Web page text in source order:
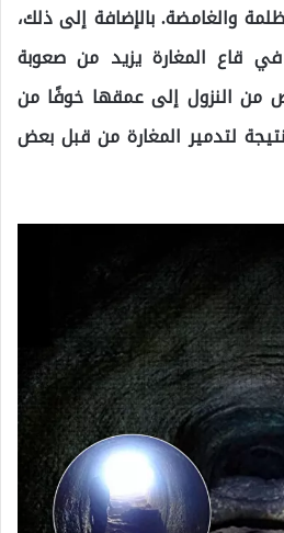
والغامضة. بالإضافة إلى ذلك،
قاع المغارة يزيد من صعوبة
من النزول إلى عمقها خوفًا من
لتدمير المغارة من قبل بعض